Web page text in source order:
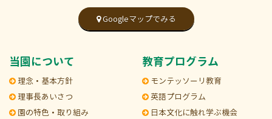
Googleマップでみる
当園について
理念・基本方針
理事長あいさつ
園の特色・取り組み
教育プログラム
モンテッソーリ教育
英語プログラム
日本文化に触れ学ぶ機会